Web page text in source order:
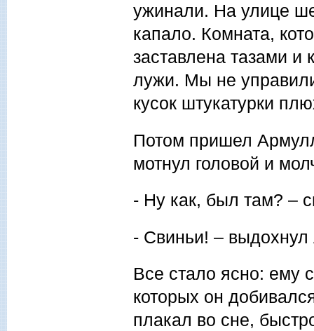
ужинали. На улице
капало. Комната,
заставлена тазами
лужи. Мы не
кусок штукатурки
Потом пришел
мотнул головой и
- Ну как, был там? –
- Свиньи! –
Все стало ясно: ему
которых он
плакал во сне,